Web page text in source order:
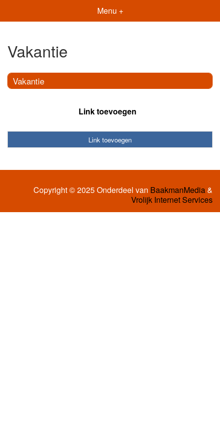
Menu +
Vakantie
Vakantie
Link toevoegen
Link toevoegen
Copyright © 2025 Onderdeel van BaakmanMedia&
Vrolijk Internet Services